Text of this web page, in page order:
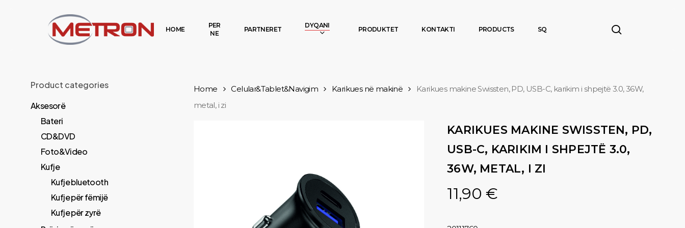
HOME
PER
NE
PARTNERET
DYQANI
PRODUKTET KONTAKTI PRODUCTS SQ
Product categories
Aksesorë
Bateri
CD&DVD
Foto&Video
Kufje
Kufje bluetooth
Kufje për fëmijë
Kufje për zyrë
Home Celular&Tablet&Navigim Karikues në makinë
Karikues makine Swissten, PD, USB-C, karikim i shpejtë 3.0, 36W,
metal, i zi
KARIKUES MAKINE SWISSTEN, PD,
USB-C, KARIKIM I SHPEJTË 3.0,
36W, METAL, I ZI
11,90 €